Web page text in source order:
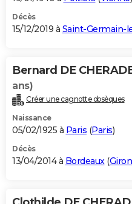
Décès
15/12/2019 à Saint-Germain-
Bernard DE
ans)
Créer une cagnotte obsèques
Naissance
05/02/1925 à Paris (Paris)
Décès
13/04/2014 à Bordeaux(